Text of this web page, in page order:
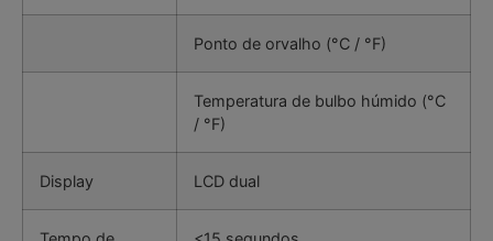
Ponto de orvalho (°C / °F)
Temperatura de bulbo húmido (°C
/ °F)
Display LCD dual